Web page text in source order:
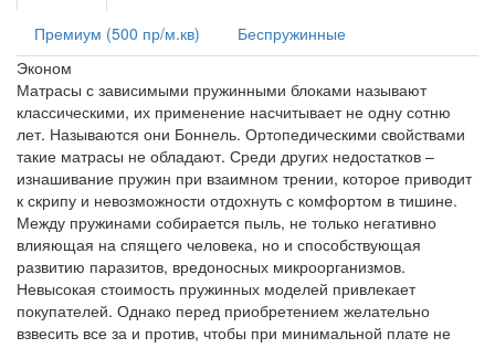
Премиум (500 пр/м.кв)
Беспружинные
Эконом
Матрасы с зависимыми пружинными блоками называют
классическими, их применение насчитывает не одну сотню
лет. Называются они Боннель. Ортопедическими свойствами
такие матрасы не обладают. Среди других недостатков –
изнашивание пружин при взаимном трении, которое приводит
к скрипу и невозможности отдохнуть с комфортом в тишине.
Между пружинами собирается пыль, не только негативно
влияющая на спящего человека, но и способствующая
развитию паразитов, вредоносных микроорганизмов.
Невысокая стоимость пружинных моделей привлекает
покупателей. Однако перед приобретением желательно
взвесить все за и против, чтобы при минимальной плате не